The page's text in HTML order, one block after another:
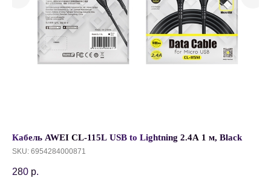
Кабель AWEI CL-115L USB to Lightning 2.4A 1 м, Black
SKU: 6954284000871
280 р.